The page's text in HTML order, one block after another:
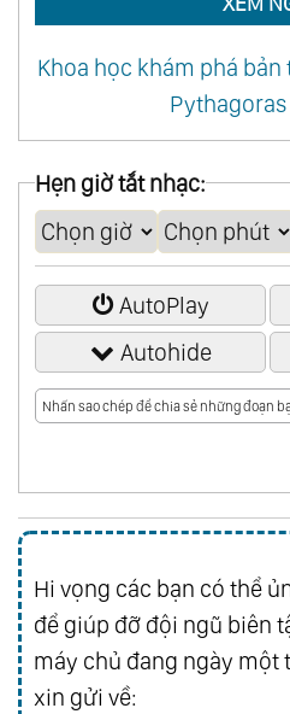
Khoa học khám phá
Hẹn giờ tắt nhạc:
AutoPlay
Autohide
Hi vọng các bạn có thể
để giúp đỡ đội ngũ biên
máy chủ đang ngày một
xin gửi về: